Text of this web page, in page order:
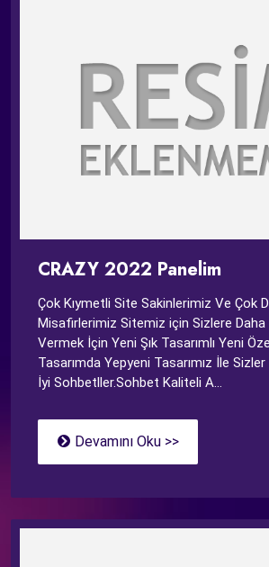
CRAZY 2022 Panelim
Çok Kıymetli Site Sakinlerimiz Ve Çok
Misafirlerimiz Sitemiz için Sizlere
Vermek İçin Yeni Şık Tasarımlı Yeni
Tasarımda Yepyeni Tasarımız İle
İyi Sohbetller.Sohbet Kaliteli A...
Devamını Oku >>